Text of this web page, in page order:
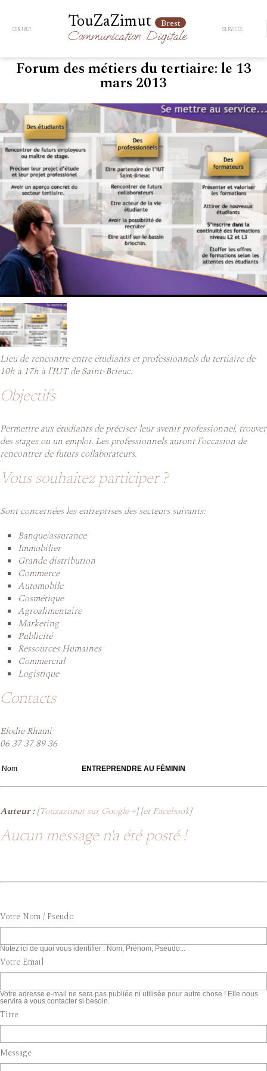
CONTACT TouZaZimut Brest
Communication Digitale SERVICES
Forum des métiers du tertiaire: le 13
mars 2013
Lieu de rencontre entre étudiants et professionnels du tertiaire de
10h à 17h à l’IUT de Saint-Brieuc.
Objectifs
Permettre aux étudiants de préciser leur avenir professionnel, trouver
des stages ou un emploi. Les professionnels auront l’occasion de
rencontrer de futurs collaborateurs.
Vous souhaitez participer ?
Sont concernées les entreprises des secteurs suivants:
Banque/assurance
Immobilier
Grande distribution
Commerce
Automobile
Cosmétique
Agroalimentaire
Marketing
Publicité
Ressources Humaines
Commercial
Logistique
Contacts
Elodie Rhami
06 37 37 89 36
Nom ENTREPRENDRE AU FÉMININ
Auteur :[Touzazimut sur Google +] [et Facebook]
Aucun message n'a été posté !
Votre Nom / Pseudo
Notez ici de quoi vous identifier : Nom, Prénom, Pseudo...
Votre Email
Votre adresse e-mail ne sera pas publiée ni utilisée pour autre chose ! Elle nous
servira à vous contacter si besoin.
Titre
Message